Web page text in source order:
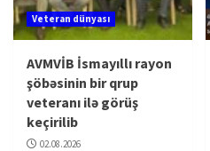
Veteran dünyası
AVMVİB İsmayıllı rayon
şöbəsinin bir qrup
veteranı ilə görüş
keçirilib
02.08.2026